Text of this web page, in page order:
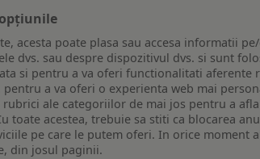
acesta poate plasa sau accesa informatii
dvs. sau despre dispozitivul dvs. si sunt
si pentru a va oferi functionalitati
a va oferi o experienta web mai
ale categoriilor de mai jos pentru a
toate acestea, trebuie sa stiti ca blocarea
pe care le putem oferi. In orice
din josul paginii.